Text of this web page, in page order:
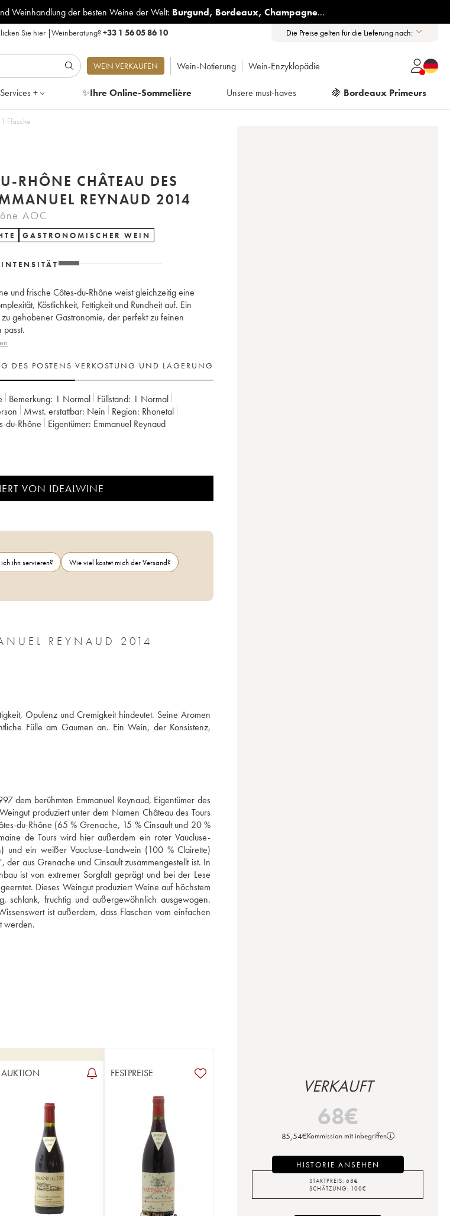
Weinhandlung der besten Weine der Welt: Burgund, Bordeaux, Champagne...
Sie hier|Weinberatung?+33 1 56 05 86 10 Die Preise gelten für die Lieferung nach:
WEIN VERKAUFEN Wein-Notierung Wein-Enzyklopädie
Services + ✨Ihre Online-Sommelière Unsere must-haves 🍇 Bordeaux Primeurs
2014 - Posten von 1 Flasche
RHÔNE CHÂTEAU DES
TOURS EMMANUEL REYNAUD 2014
AOC
GASTRONOMISCHER WEIN
INTENSITÄT
und frische Côtes-du-Rhône weist gleichzeitig eine
Köstlichkeit, Fettigkeit und Rundheit auf. Ein
gehobener Gastronomie, der perfekt zu feinen
passt.
DES POSTENS VERKOSTUNG UND LAGERUNG
Bemerkung: 1 Normal Füllstand: 1 Normal
Mwst. erstattbar: nein Region:
Rhonetal
du-Rhône Eigentümer: Emmanuel Reynaud
VON IDEALWINE
ihn servieren?
Wie viel kostet mich der Versand?
CÔTES-DU-RHÔNE CHÂTEAU DES TOURS EMMANUEL REYNAUD 2014
Opulenz und Cremigkeit hindeutet. Seine Aromen
Fülle am Gaumen an. Ein Wein, der Konsistenz,
dem berühmten Emmanuel Reynaud, Eigentümer des
produziert unter dem Namen Château des Tours
du-Rhône (65 % Grenache, 15 % Cinsault und 20 %
de Tours wird hier außerdem ein roter Vaucluse-
und ein weißer Vaucluse-Landwein (100 % Clairette)
der aus Grenache und Cinsault zusammengestellt ist. In
ist von extremer Sorgfalt geprägt und bei der Lese
Dieses Weingut produziert Weine auf höchstem
fruchtig und außergewöhnlich ausgewogen.
ist außerdem, dass Flaschen vom einfachen
werden.
AUKTION FESTPREISE
VERKAUFT
68€
85,54€Kommission mit inbegriffen
HISTORIE ANSEHEN
STARTPREIS: 68€
SCHÄTZUNG: 100€